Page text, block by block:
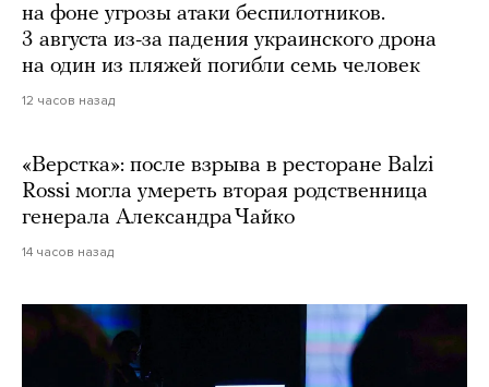
на фоне угрозы атаки беспилотников.
3 августа из-за падения украинского дрона
на один из пляжей погибли семь человек
12 часов назад
«Верстка»: после взрыва в ресторане Balzi
Rossi могла умереть вторая родственница
генерала Александра Чайко
14 часов назад